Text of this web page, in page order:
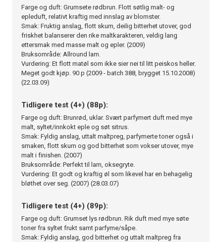
Farge og duft: Grumsete rødbrun. Flott søtlig malt- og
epleduft, relativt kraftig med innslag av blomster.
Smak: Fruktig anslag, flott skum, deilig bitterhet utover, god
friskhet balanserer den rike maltkarakteren, veldig lang
ettersmak med masse malt og epler. (2009)
Bruksområde: Allround lam.
Vurdering: Et flott matøl som ikke sier nei til litt peiskos heller.
Meget godt kjøp. 90 p (2009 - batch 388, brygget 15.10.2008)
(22.03.09)
Tidligere test (4+) (88p):
Farge og duft: Brunrød, uklar. Svært parfymert duft med mye
malt, syltet/innkokt eple og søt sitrus.
Smak: Fyldig anslag, uttalt maltpreg, parfymerte toner også i
smaken, flott skum og god bitterhet som vokser utover, mye
malt i finishen. (2007)
Bruksområde: Perfekt til lam, oksegryte.
Vurdering: Et godt og kraftig øl som likevel har en behagelig
bløthet over seg. (2007) (28.03.07)
Tidligere test (4+) (89p):
Farge og duft: Grumset lys rødbrun. Rik duft med mye søte
toner fra syltet frukt samt parfyme/såpe.
Smak: Fyldig anslag, god bitterhet og uttalt maltpreg fra